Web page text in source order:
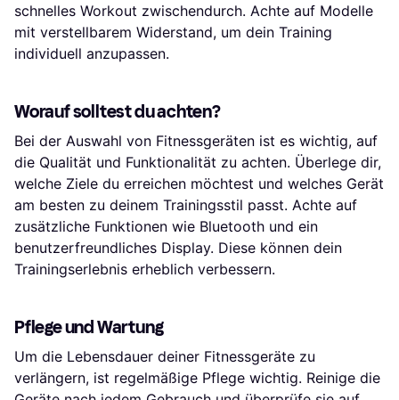
schnelles Workout zwischendurch. Achte auf Modelle
mit verstellbarem Widerstand, um dein Training
individuell anzupassen.
Worauf solltest du achten?
Bei der Auswahl von Fitnessgeräten ist es wichtig, auf
die Qualität und Funktionalität zu achten. Überlege dir,
welche Ziele du erreichen möchtest und welches Gerät
am besten zu deinem Trainingsstil passt. Achte auf
zusätzliche Funktionen wie Bluetooth und ein
benutzerfreundliches Display. Diese können dein
Trainingserlebnis erheblich verbessern.
Pflege und Wartung
Um die Lebensdauer deiner Fitnessgeräte zu
verlängern, ist regelmäßige Pflege wichtig. Reinige die